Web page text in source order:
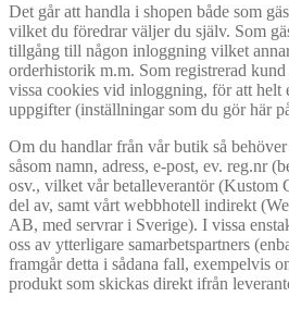
Det går att handla i shopen både som
vilket du föredrar väljer du själv. Som
tillgång till någon inloggning vilket
orderhistorik m.m. Som registrerad kund
vissa cookies vid inloggning, för att helt
uppgifter (inställningar som du gör här
Om du handlar från vår butik så
såsom namn, adress, e-post, ev. reg.nr
osv., vilket vår betalleverantör (Kustom
del av, samt vårt webbhotell indirekt
AB, med servrar i Sverige). I vissa
oss av ytterligare samarbetspartners
framgår detta i sådana fall, exempelvis
produkt som skickas direkt ifrån